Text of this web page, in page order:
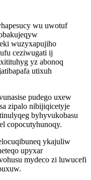
wu uwotuf
wuzyxapujiho
ceziwugati ij
yz abonoq
utixuh
pudego uxew
zipalo nibijiqicetyje
byhyvukobasu
copocutyhunoqy.
ykajuliw
upyxar
mydeco zi luwucefi